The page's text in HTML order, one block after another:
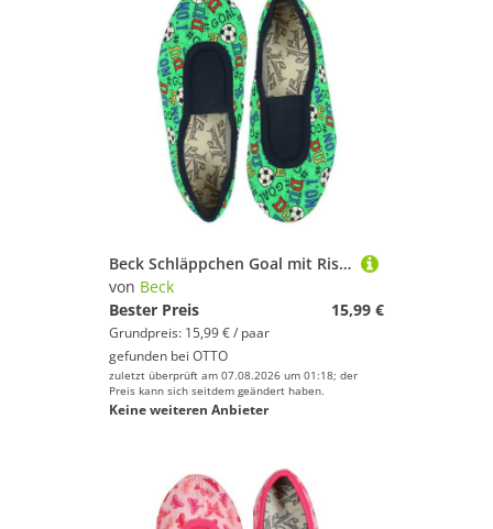
Beck Schläppchen Goal mit Ristgummi Gymnastikschuh (Barfußschuhe, für schmale Füße und kleine Kinder besonders geeignet., ab Gr. 18/19 erhältlich) rutschfeste Laufsohle, atmungsaktive Baumwolle
von Beck
Bester Preis
15,99 €
Grundpreis: 15,99 € / paar
gefunden bei OTTO
zuletzt überprüft am 07.08.2026 um 01:18; der
Preis kann sich seitdem geändert haben.
Keine weiteren Anbieter